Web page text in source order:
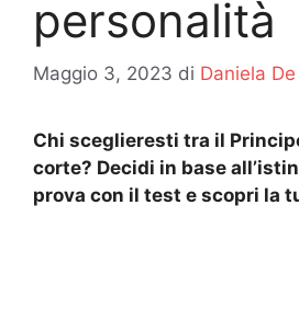
personalità
Maggio 3, 2023 di Daniela
Chi sceglieresti tra il
corte? Decidi in base
prova con il test e scopri la